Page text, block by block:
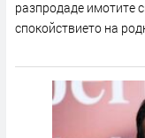
разпродаде имотите
спокойствието на